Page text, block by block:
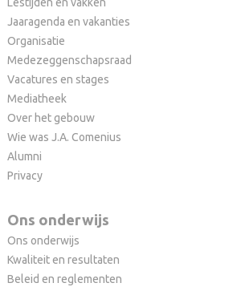
Jaaragenda en vakanties
Organisatie
Medezeggenschapsraad
Vacatures en stages
Mediatheek
Over het gebouw
Wie was J.A. Comenius
Alumni
Privacy
Ons onderwijs
Ons onderwijs
Kwaliteit en resultaten
Beleid en reglementen